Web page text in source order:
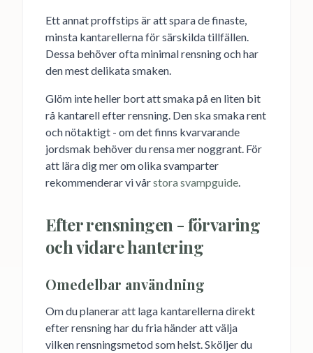
Ett annat proffstips är att spara de finaste,
minsta kantarellerna för särskilda tillfällen.
Dessa behöver ofta minimal rensning och har
den mest delikata smaken.
Glöm inte heller bort att smaka på en liten bit
rå kantarell efter rensning. Den ska smaka rent
och nötaktigt - om det finns kvarvarande
jordsmak behöver du rensa mer noggrant. För
att lära dig mer om olika svamparter
rekommenderar vi vårstora svampguide.
Efter rensningen - förvaring
och vidare hantering
Omedelbar användning
Om du planerar att laga kantarellerna direkt
efter rensning har du fria händer att välja
vilken rensningsmetod som helst. Sköljer du